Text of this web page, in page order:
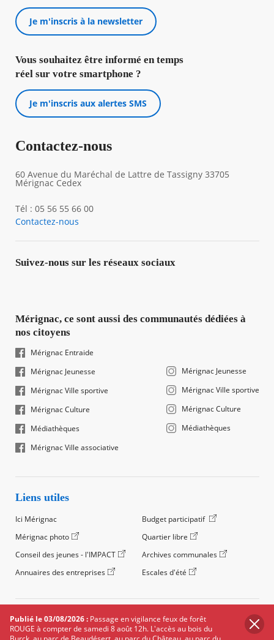
Publié le 03/08/2026 : Passage en vigilance feux de forêt
ROUGE à compter de samedi 8 août 12h. L'accès au bois du
Je m'inscris à la newsletter
Vous souhaitez être informé en temps
réel sur votre smartphone ?
Je m'inscris aux alertes SMS
Contactez-nous
60 Avenue du Maréchal de Lattre de Tassigny 33705
Mérignac Cedex
Tél : 05 56 55 66 00
Contactez-nous
Suivez-nous sur les réseaux sociaux
Mérignac, ce sont aussi des communautés dédiées à
nos citoyens
Mérignac Entraide
Mérignac Jeunesse
Mérignac Ville sportive
Mérignac Culture
Médiathèques
Mérignac Ville associative
Mérignac Jeunesse
Mérignac Ville sportive
Mérignac Culture
Médiathèques
Liens utiles
Ici Mérignac
Budget participatif
Mérignac photo
Quartier libre
Conseil des jeunes - l'IMPACT
Archives communales
Annuaires des entreprises
Escales d'été
©2024 Ville de Mérignac, Tous droits réservés
Footer Mentions légales Salle de presse Recrutement